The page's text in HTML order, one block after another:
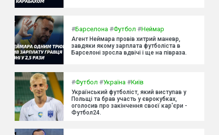
#Барселона #Футбол #Неймар
Агент Неймара провів хитрий маневр,
завдяки якому зарплата футболіста в
Барселоні зросла вдвічі і ще на півраза.
#Футбол #Україна #Київ
Український футболіст, який виступав у
Польщі та брав участь у єврокубках,
оголосив про закінчення своєї кар'єри -
Футбол24.